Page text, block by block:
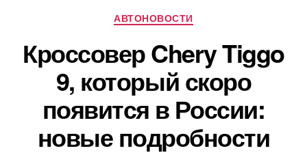
Рубрики
АВТОНОВОСТИ
Кроссовер Chery Tiggo
9, который скоро
появится в России:
новые подробности